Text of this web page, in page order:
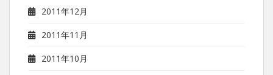
2011年12月
2011年11月
2011年10月